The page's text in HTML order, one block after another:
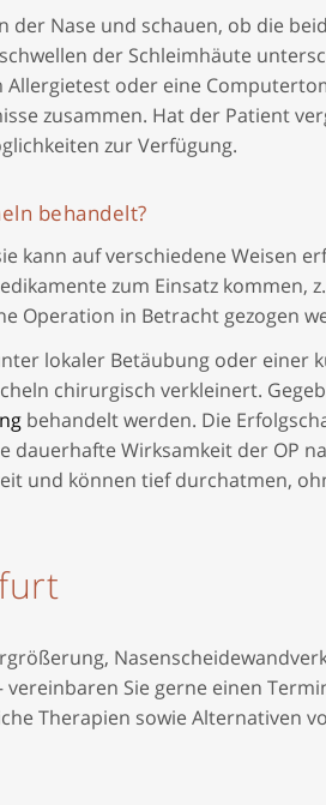
Nase und schauen, ob die
der Schleimhäute
Allergietest oder eine
zusammen. Hat der Patient
zur Verfügung.
behandelt?
kann auf verschiedene Weisen
zum Einsatz kommen,
Operation in Betracht gezogen
lokaler Betäubung oder einer
chirurgisch verkleinert.
behandelt werden. Die
dauerhafte Wirksamkeit der OP
und können tief durchatmen,
vereinbaren Sie gerne einen
Therapien sowie Alternativen